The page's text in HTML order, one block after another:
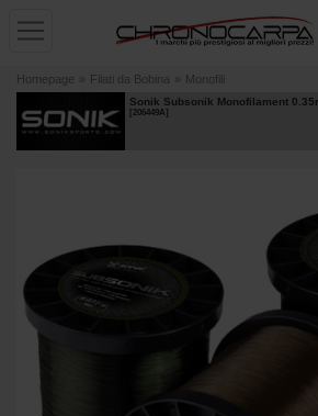
Homepage » Filati da Bobina » Monofili
Sonik Subsonik Monofilament
[206449A]